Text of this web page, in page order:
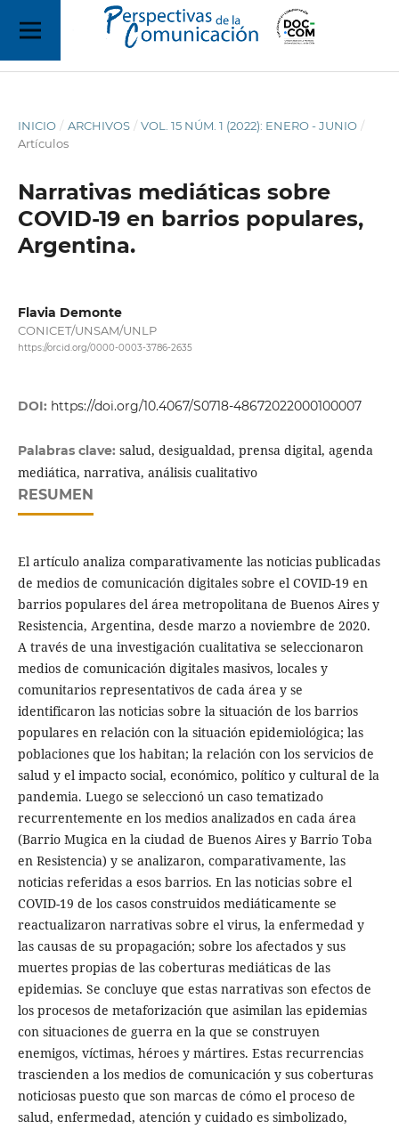
INICIO / ARCHIVOS / VOL. 15 NÚM. 1 (2022): ENERO - JUNIO /
Artículos
Narrativas mediáticas sobre
COVID-19 en barrios populares,
Argentina.
Flavia Demonte
CONICET/UNSAM/UNLP
https://orcid.org/0000-0003-3786-2635
DOI: https://doi.org/10.4067/S0718-48672022000100007
Palabras clave: salud, desigualdad, prensa digital, agenda
mediática, narrativa, análisis cualitativo
RESUMEN
El artículo analiza comparativamente las noticias publicadas
de medios de comunicación digitales sobre el COVID-19 en
barrios populares del área metropolitana de Buenos Aires y
Resistencia, Argentina, desde marzo a noviembre de 2020.
A través de una investigación cualitativa se seleccionaron
medios de comunicación digitales masivos, locales y
comunitarios representativos de cada área y se
identificaron las noticias sobre la situación de los barrios
populares en relación con la situación epidemiológica; las
poblaciones que los habitan; la relación con los servicios de
salud y el impacto social, económico, político y cultural de la
pandemia. Luego se seleccionó un caso tematizado
recurrentemente en los medios analizados en cada área
(Barrio Mugica en la ciudad de Buenos Aires y Barrio Toba
en Resistencia) y se analizaron, comparativamente, las
noticias referidas a esos barrios. En las noticias sobre el
COVID-19 de los casos construidos mediáticamente se
reactualizaron narrativas sobre el virus, la enfermedad y
las causas de su propagación; sobre los afectados y sus
muertes propias de las coberturas mediáticas de las
epidemias. Se concluye que estas narrativas son efectos de
los procesos de metaforización que asimilan las epidemias
con situaciones de guerra en la que se construyen
enemigos, víctimas, héroes y mártires. Estas recurrencias
trascienden a los medios de comunicación y sus coberturas
noticiosas puesto que son marcas de cómo el proceso de
salud, enfermedad, atención y cuidado es simbolizado,